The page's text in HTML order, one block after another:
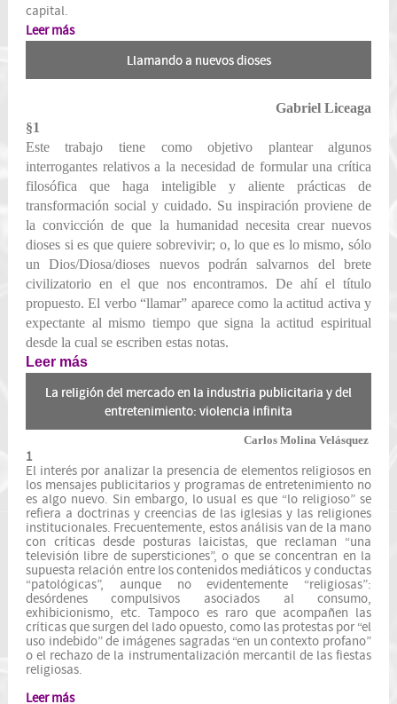
capital.
Leer más
Llamando a nuevos dioses
Gabriel Liceaga
§1
Este trabajo tiene como objetivo plantear algunos
interrogantes relativos a la necesidad de formular una crítica
filosófica que haga inteligible y aliente prácticas de
transformación social y cuidado. Su inspiración proviene de
la convicción de que la humanidad necesita crear nuevos
dioses si es que quiere sobrevivir; o, lo que es lo mismo, sólo
un Dios/Diosa/dioses nuevos podrán salvarnos del brete
civilizatorio en el que nos encontramos. De ahí el título
propuesto. El verbo “llamar” aparece como la actitud activa y
expectante al mismo tiempo que signa la actitud espiritual
desde la cual se escriben estas notas.
Leer más
La religión del mercado en la industria publicitaria y del
entretenimiento: violencia infinita
Carlos Molina Velásquez
1
El interés por analizar la presencia de elementos religiosos en
los mensajes publicitarios y programas de entretenimiento no
es algo nuevo. Sin embargo, lo usual es que “lo religioso” se
refiera a doctrinas y creencias de las iglesias y las religiones
institucionales. Frecuentemente, estos análisis van de la mano
con críticas desde posturas laicistas, que reclaman “una
televisión libre de supersticiones”, o que se concentran en la
supuesta relación entre los contenidos mediáticos y conductas
“patológicas”, aunque no evidentemente “religiosas”:
desórdenes compulsivos asociados al consumo,
exhibicionismo, etc. Tampoco es raro que acompañen las
críticas que surgen del lado opuesto, como las protestas por “el
uso indebido” de imágenes sagradas “en un contexto profano”
o el rechazo de la instrumentalización mercantil de las fiestas
religiosas.
Leer más